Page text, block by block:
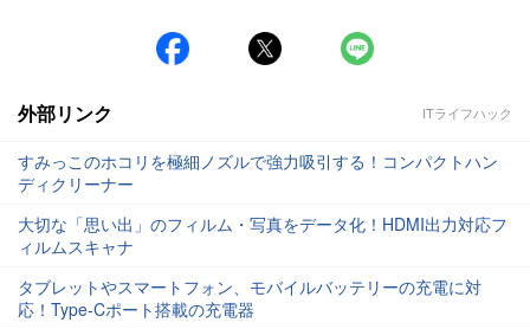
外部リンク ITライフハック
すみっこのホコリを極細ノズルで強力吸引する！コンパクトハン
ディクリーナー
大切な「思い出」のフィルム・写真をデータ化！HDMI出力対応フ
ィルムスキャナ
タブレットやスマートフォン、モバイルバッテリーの充電に対
応！Type-Cポート搭載の充電器